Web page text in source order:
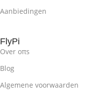
Aanbiedingen
FlyPi
Over oπs
Blog
Algemene voorwaarden